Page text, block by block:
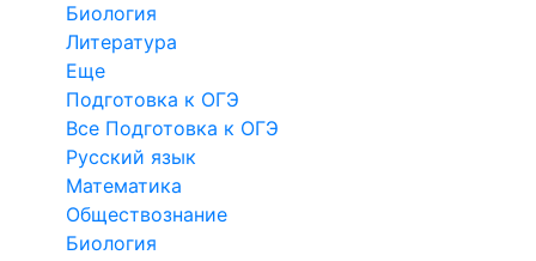
Биология
Литература
Еще
Подготовка к ОГЭ
Все Подготовка к ОГЭ
Русский язык
Математика
Обществознание
Биология